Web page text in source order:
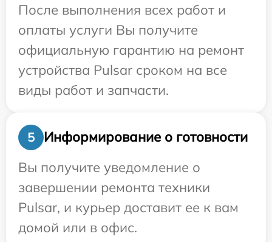
После выполнения всех работ и
оплаты услуги Вы получите
официальную гарантию на ремонт
устройства Pulsar сроком на все
виды работ и запчасти.
5
Информирование о готовности
Вы получите уведомление о
завершении ремонта техники
Pulsar, и курьер доставит ее к вам
домой или в офис.